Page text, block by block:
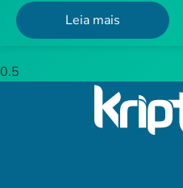
Leia mais